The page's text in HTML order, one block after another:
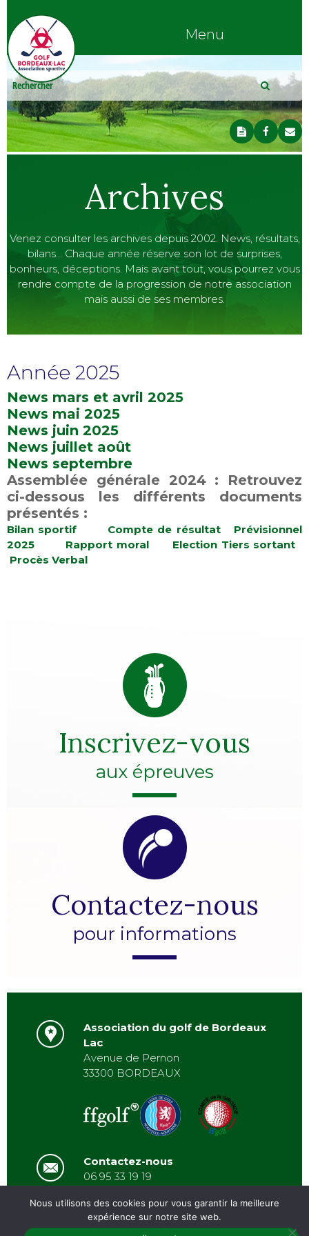
Menu
Archives
Venez consulter les archives depuis 2002. News, résultats,
bilans… Chaque année réserve son lot de surprises,
bonheurs, déceptions. Mais avant tout, vous pourrez vous
rendre compte de la progression de notre association
mais aussi de ses membres.
Année 2025
News mars et avril 2025
News mai 2025
News juin 2025
News juillet août
News septembre
Assemblée générale 2024 : Retrouvez
ci-dessous les différents documents
présentés :
Bilan sportif Compte de résultat
Prévisionnel
2025
Rapport moral
Election Tiers sortant
Procès Verbal
Inscrivez-vous
aux épreuves
Contactez-nous
pour informations
Association du golf de Bordeaux
Lac
Avenue de Pernon
33300 BORDEAUX
Contactez-nous
06 95 33 19 19
Nous utilisons des cookies pour vous garantir la meilleure
expérience sur notre site web.